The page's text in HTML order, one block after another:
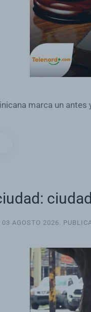
marca un
03 AGOSTO 2026.